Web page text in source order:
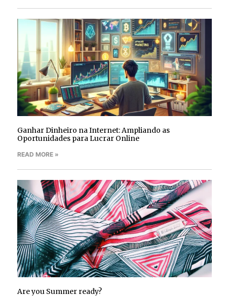
Ganhar Dinheiro na Internet: Ampliando as
Oportunidades para Lucrar Online
READ MORE »
Are you Summer ready?